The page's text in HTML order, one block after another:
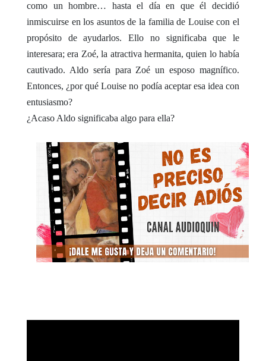
como un hombre… hasta el día en que él decidió
inmiscuirse en los asuntos de la familia de Louise con el
propósito de ayudarlos. Ello no significaba que le
interesara; era Zoé, la atractiva hermanita, quien lo había
cautivado. Aldo sería para Zoé un esposo magnífico.
Entonces, ¿por qué Louise no podía aceptar esa idea con
entusiasmo?
¿Acaso Aldo significaba algo para ella?